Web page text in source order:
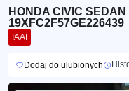
HONDA CIVIC
19XFC2F57GE226439
IAAI
Dodaj do ulubionych